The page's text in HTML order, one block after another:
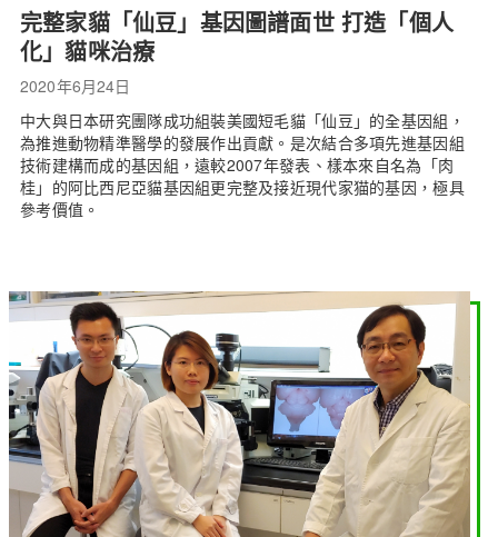
完整家貓「仙豆」基因圖譜面世 打造「個人
化」貓咪治療
2020年6月24日
中大與日本研究團隊成功組裝美國短毛貓「仙豆」的全基因組，
為推進動物精準醫學的發展作出貢獻。是次結合多項先進基因組
技術建構而成的基因組，遠較2007年發表、樣本來自名為「肉
桂」的阿比西尼亞貓基因組更完整及接近現代家猫的基因，極具
參考價值。